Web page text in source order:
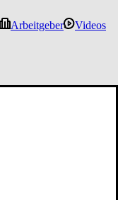
Arbeitgeber
Videos